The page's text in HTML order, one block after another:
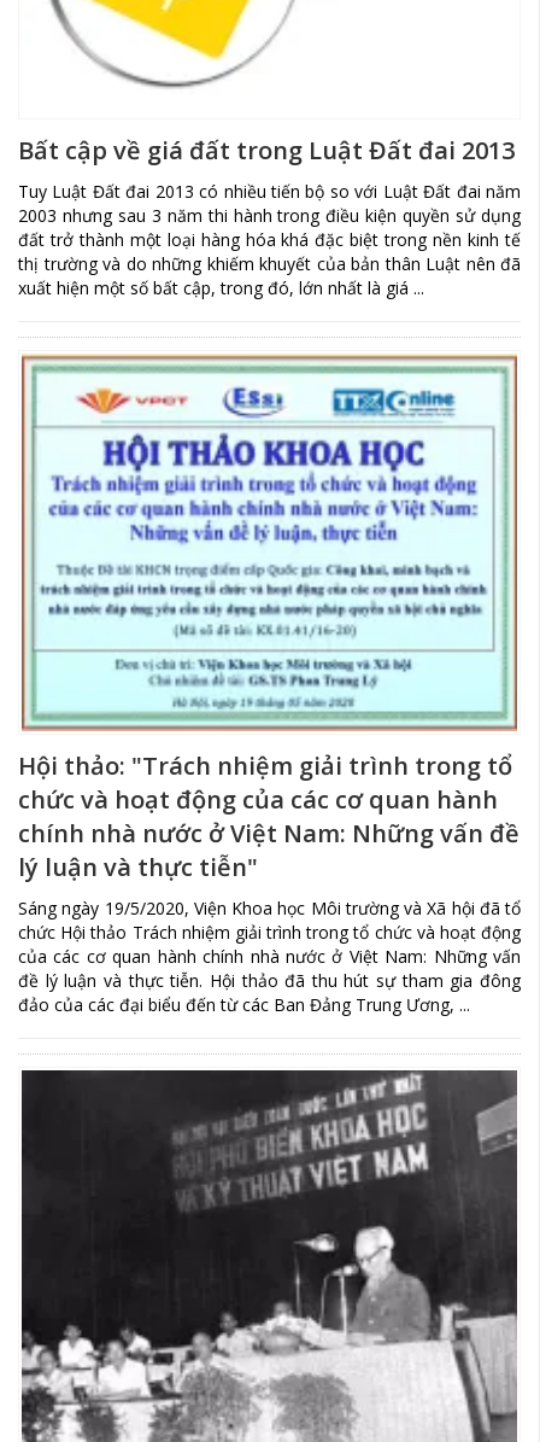
Bất cập về giá đất trong Luật Đất đai 2013
Tuy Luật Đất đai 2013 có nhiều tiến bộ so với Luật Đất đai năm
2003 nhưng sau 3 năm thi hành trong điều kiện quyền sử dụng
đất trở thành một loại hàng hóa khá đặc biệt trong nền kinh tế
thị trường và do những khiếm khuyết của bản thân Luật nên đã
xuất hiện một số bất cập, trong đó, lớn nhất là giá ...
Hội thảo: "Trách nhiệm giải trình trong tổ
chức và hoạt động của các cơ quan hành
chính nhà nước ở Việt Nam: Những vấn đề
lý luận và thực tiễn"
Sáng ngày 19/5/2020, Viện Khoa học Môi trường và Xã hội đã tổ
chức Hội thảo Trách nhiệm giải trình trong tổ chức và hoạt động
của các cơ quan hành chính nhà nước ở Việt Nam: Những vấn
đề lý luận và thực tiễn. Hội thảo đã thu hút sự tham gia đông
đảo của các đại biểu đến từ các Ban Đảng Trung Ương, ...